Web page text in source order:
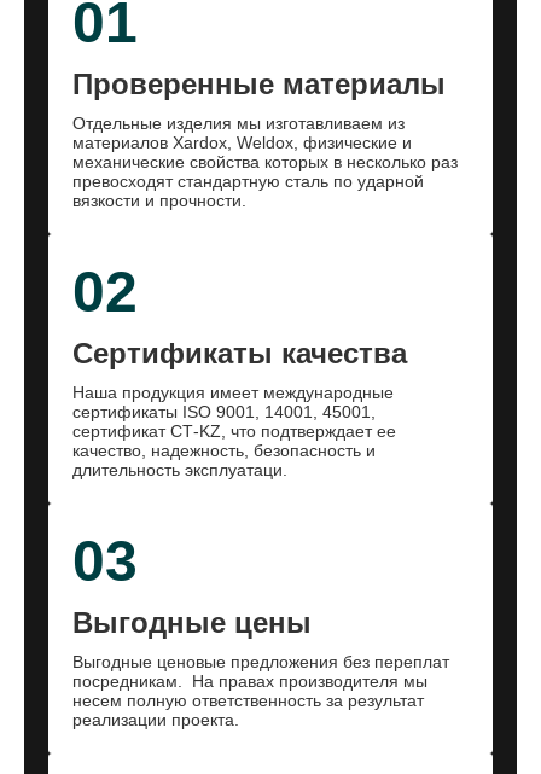
01
Проверенные материалы
Отдельные изделия мы изготавливаем из
материалов Xardox, Weldox, физические и
механические свойства которых в несколько раз
превосходят стандартную сталь по ударной
вязкости и прочности.
02
Сертификаты качества
Наша продукция имеет международные
сертификаты ISO 9001, 14001, 45001,
сертификат СТ-KZ, что подтверждает ее
качество, надежность, безопасность и
длительность эксплуатаци.
03
Выгодные цены
Выгодные ценовые предложения без переплат
посредникам. На правах производителя мы
несем полную ответственность за результат
реализации проекта.